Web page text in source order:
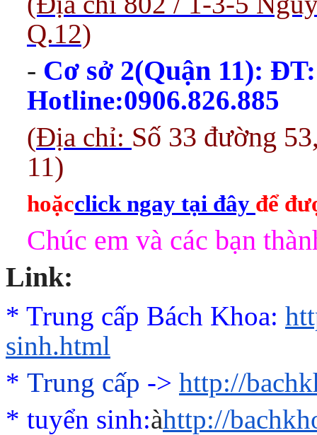
Q.12)
- Cơ sở 2(Quận 11): ĐT:
Hotline:0906.826.885
(Địa chỉ: Số 33 đường
11)
hoặcclick ngay tại đây để
Chúc em và các bạn
Link:
* Trung cấp Bách Khoa:
sinh.html
* Trung cấp -> http://
* tuyển sinh:àhttp://